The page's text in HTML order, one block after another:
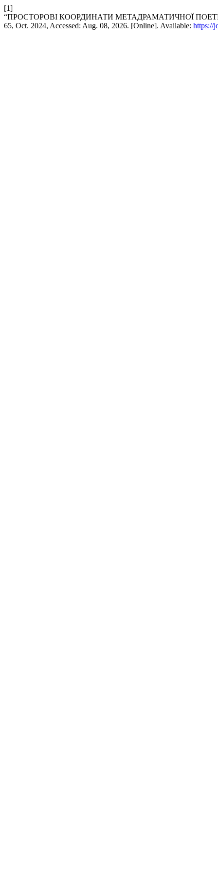
[1]
“ПРОСТОРОВІ КООРДИНАТИ МЕТАДРАМАТИЧНОЇ
65, Oct. 2024, Accessed: Aug. 08, 2026. [Online]. Available: https://